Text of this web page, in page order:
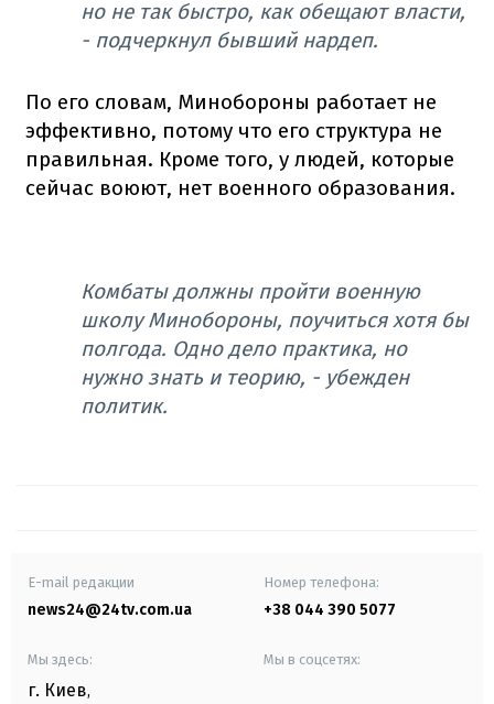
но не так быстро, как обещают власти,
- подчеркнул бывший нардеп.
По его словам, Минобороны работает не
эффективно, потому что его структура не
правильная. Кроме того, у людей, которые
сейчас воюют, нет военного образования.
Комбаты должны пройти военную
школу Минобороны, поучиться хотя бы
полгода. Одно дело практика, но
нужно знать и теорию, - убежден
политик.
E-mail редакции
news24@24tv.com.ua
Номер телефона:
+38 044 390 5077
Мы здесь:
г. Киев,
Мы в соцсетях: